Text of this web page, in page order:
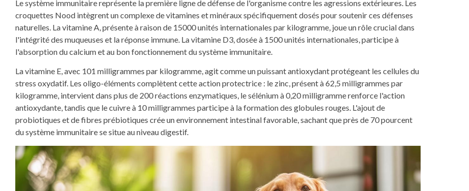
Le système immunitaire représente la première ligne de défense de l'organisme contre les agressions extérieures. Les
croquettes Nood intègrent un complexe de vitamines et minéraux spécifiquement dosés pour soutenir ces défenses
naturelles. La vitamine A, présente à raison de 15000 unités internationales par kilogramme, joue un rôle crucial dans
l'intégrité des muqueuses et la réponse immune. La vitamine D3, dosée à 1500 unités internationales, participe à
l'absorption du calcium et au bon fonctionnement du système immunitaire.
La vitamine E, avec 101 milligrammes par kilogramme, agit comme un puissant antioxydant protégeant les cellules du
stress oxydatif. Les oligo-éléments complètent cette action protectrice : le zinc, présent à 62,5 milligrammes par
kilogramme, intervient dans plus de 200 réactions enzymatiques, le sélénium à 0,20 milligramme renforce l'action
antioxydante, tandis que le cuivre à 10 milligrammes participe à la formation des globules rouges. L'ajout de
probiotiques et de fibres prébiotiques crée un environnement intestinal favorable, sachant que près de 70 pourcent
du système immunitaire se situe au niveau digestif.